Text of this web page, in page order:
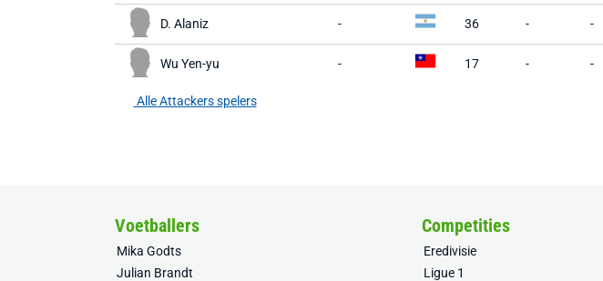
D. Alaniz - 36 - -
Wu Yen-yu - 17 - -
Alle Attackers spelers
Voetballers
Mika Godts
Julian Brandt
Competities
Eredivisie
Ligue 1